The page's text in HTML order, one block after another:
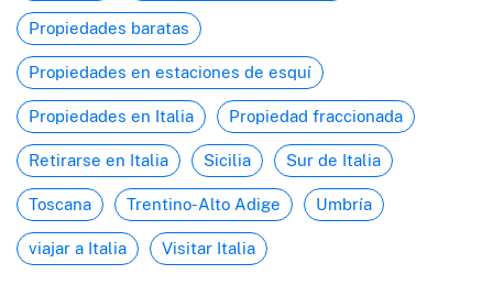
Propiedades baratas
Propiedades en estaciones de esquí
Propiedades en Italia Propiedad fraccionada
Retirarse en Italia Sicilia Sur de Italia
Toscana Trentino-Alto Adige Umbría
viajar a Italia Visitar Italia